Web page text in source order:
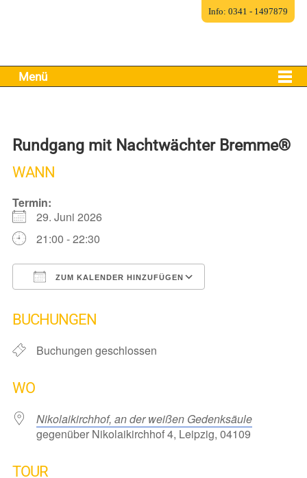
Menü
Rundgang mit Nachtwächter Bremme®
WANN
Termin:
29. Juni 2026
21:00 - 22:30
ZUM KALENDER HINZUFÜGEN
BUCHUNGEN
Buchungen geschlossen
WO
Nikolaikirchhof, an der weißen Gedenksäule
gegenüber Nikolaikirchhof 4, Leipzig, 04109
TOUR
Info: 0341 - 1497879